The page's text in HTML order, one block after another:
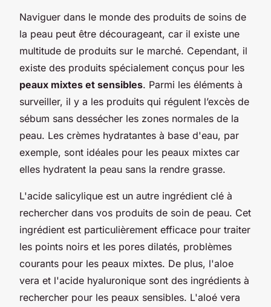
Naviguer dans le monde des produits de soins de
la peau peut être décourageant, car il existe une
multitude de produits sur le marché. Cependant, il
existe des produits spécialement conçus pour les
peaux mixtes et sensibles. Parmi les éléments à
surveiller, il y a les produits qui régulent l’excès de
sébum sans dessécher les zones normales de la
peau. Les crèmes hydratantes à base d'eau, par
exemple, sont idéales pour les peaux mixtes car
elles hydratent la peau sans la rendre grasse.
L'acide salicylique est un autre ingrédient clé à
rechercher dans vos produits de soin de peau. Cet
ingrédient est particulièrement efficace pour traiter
les points noirs et les pores dilatés, problèmes
courants pour les peaux mixtes. De plus, l'aloe
vera et l'acide hyaluronique sont des ingrédients à
rechercher pour les peaux sensibles. L'aloé vera